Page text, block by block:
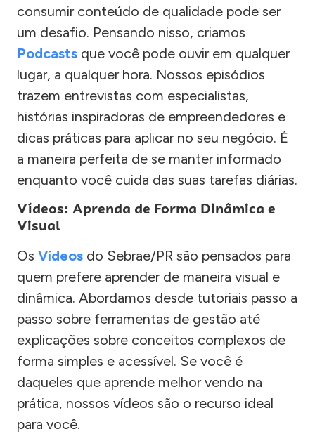
consumir conteúdo de qualidade pode ser
um desafio. Pensando nisso, criamos
Podcasts que você pode ouvir em qualquer
lugar, a qualquer hora. Nossos episódios
trazem entrevistas com especialistas,
histórias inspiradoras de empreendedores e
dicas práticas para aplicar no seu negócio. É
a maneira perfeita de se manter informado
enquanto você cuida das suas tarefas diárias.
Vídeos: Aprenda de Forma Dinâmica e
Visual
Os Vídeos do Sebrae/PR são pensados para
quem prefere aprender de maneira visual e
dinâmica. Abordamos desde tutoriais passo a
passo sobre ferramentas de gestão até
explicações sobre conceitos complexos de
forma simples e acessível. Se você é
daqueles que aprende melhor vendo na
prática, nossos vídeos são o recurso ideal
para você.